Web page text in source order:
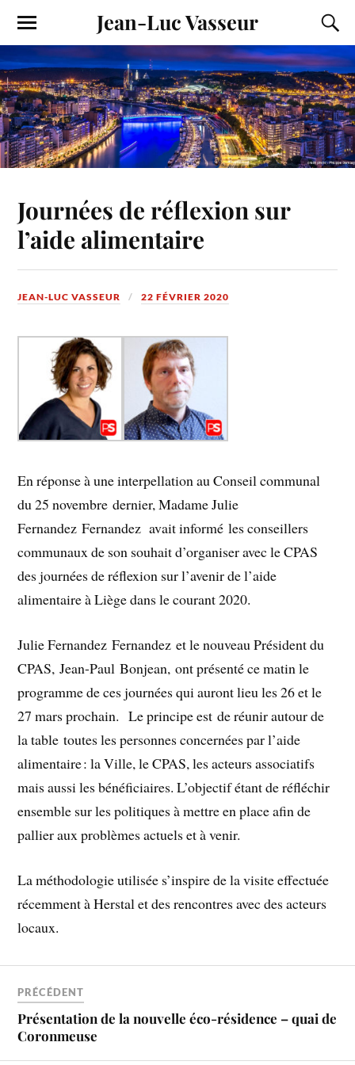
Jean-Luc Vasseur
Journées de réflexion sur
l’aide alimentaire
JEAN-LUC VASSEUR 22 FÉVRIER 2020
En réponse à une interpellation au Conseil communal
du 25 novembre dernier, Madame Julie
Fernandez Fernandez avait informé les conseillers
communaux de son souhait d’organiser avec le CPAS
des journées de réflexion sur l’avenir de l’aide
alimentaire à Liège dans le courant 2020.
Julie Fernandez Fernandez et le nouveau Président du
CPAS, Jean-Paul Bonjean, ont présenté ce matin le
programme de ces journées qui auront lieu les 26 et le
27 mars prochain. Le principe est de réunir autour de
la table toutes les personnes concernées par l’aide
alimentaire : la Ville, le CPAS, les acteurs associatifs
mais aussi les bénéficiaires. L’objectif étant de réfléchir
ensemble sur les politiques à mettre en place afin de
pallier aux problèmes actuels et à venir.
La méthodologie utilisée s’inspire de la visite effectuée
récemment à Herstal et des rencontres avec des acteurs
locaux.
PRÉCÉDENT
Présentation de la nouvelle éco-résidence – quai de
Coronmeuse